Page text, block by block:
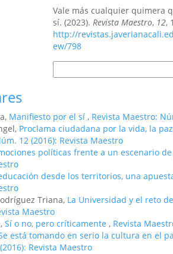
Vale más cualquier quimera
sí. (2023).Revista Maestro, 12,
http://
ew/798
Manifiesto por el sí , Revista Maestro:
Proclama ciudadana por la vida, la
12 (2016): Revista Maestro
políticas frente a un escenario
desde los territorios, una
Triana, La Universidad y el reto
Maestro
Sí o no, pero críticamente , Revista
está tomando en serio la cultura en el
Revista Maestro